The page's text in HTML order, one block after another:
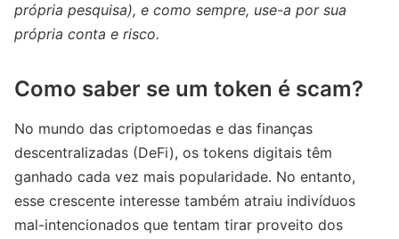
própria pesquisa), e como sempre, use-a por sua
própria conta e risco.
Como saber se um token é scam?
No mundo das criptomoedas e das finanças
descentralizadas (DeFi), os tokens digitais têm
ganhado cada vez mais popularidade. No entanto,
esse crescente interesse também atraiu indivíduos
mal-intencionados que tentam tirar proveito dos